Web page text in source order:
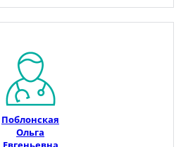
Поблонская
Ольга